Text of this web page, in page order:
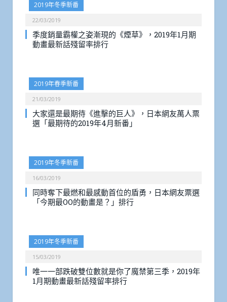
2019年冬季新番
22/03/2019
季度銷量霸權之姿漸現的《煙草》，2019年1月期
動畫最新話殘留率排行
2019年春季新番
21/03/2019
大家還是最期待《進擊的巨人》，日本網友萬人票
選「最期待的2019年4月新番」
2019年冬季新番
16/03/2019
同時奪下最燃和最感動首位的盾勇，日本網友票選
「今期最OO的動畫是？」排行
2019年冬季新番
15/03/2019
唯一一部跌破雙位數就是你了魔禁第三季，2019年
1月期動畫最新話殘留率排行